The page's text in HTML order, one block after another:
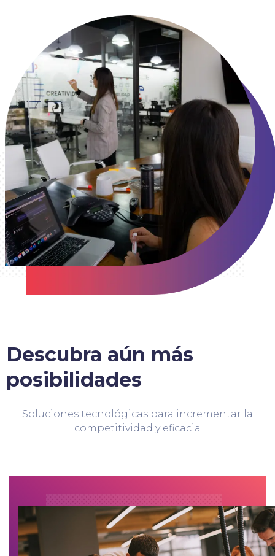
Descubra aún más
posibilidades
Soluciones tecnológicas para incrementar la
competitividad y eficacia